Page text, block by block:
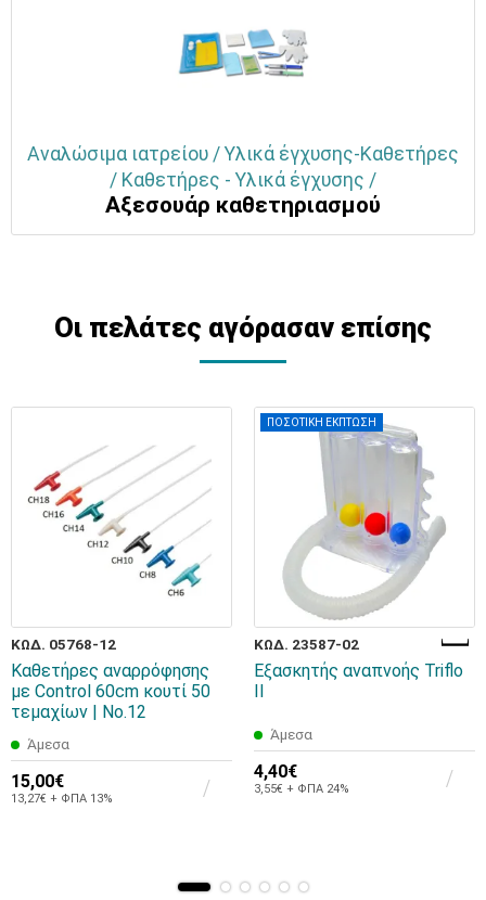
Αναλώσιμα ιατρείου / Υλικά έγχυσης-Καθετήρες
/ Καθετήρες - Υλικά έγχυσης /
Αξεσουάρ καθετηριασμού
Οι πελάτες αγόρασαν επίσης
ΚΩΔ. 05768-12
Καθετήρες αναρρόφησης
με Control 60cm κουτί 50
τεμαχίων | No.12
Άμεσα
15,00€
13,27€ + ΦΠΑ 13%
ΠΟΣΟΤΙΚΗ ΕΚΠΤΩΣΗ
ΚΩΔ. 23587-02
Εξασκητής αναπνοής Triflo
II
Άμεσα
4,40€
3,55€ + ΦΠΑ 24%